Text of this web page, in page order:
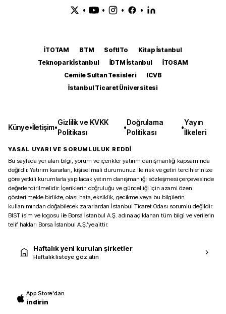
• • • •
İTOTAM BTM SoftITo
Kitap İstanbul
Teknopark İstanbul
İDTM İstanbul
İTOSAM
Cemile Sultan Tesisleri
ICVB
İstanbul Ticaret Üniversitesi
Künye•İletişim•
Gizlilik ve KVKK
Politikası
•
Doğrulama
Politikası
•
Yayın
İlkeleri
YASAL UYARI VE SORUMLULUK REDDİ
Bu sayfada yer alan bilgi, yorum ve içerikler yatırım danışmanlığı kapsamında
değildir. Yatırım kararları, kişisel mali durumunuz ile risk ve getiri tercihlerinize
göre yetkili kurumlarla yapılacak yatırım danışmanlığı sözleşmesi çerçevesinde
değerlendirilmelidir. İçeriklerin doğruluğu ve güncelliği için azami özen
gösterilmekle birlikte, olası hata, eksiklik, gecikme veya bu bilgilerin
kullanımından doğabilecek zararlardan İstanbul Ticaret Odası sorumlu değildir.
BIST isim ve logosu ile Borsa İstanbul A.Ş. adına açıklanan tüm bilgi ve verilerin
telif hakları Borsa İstanbul A.Ş.’ye aittir.
Haftalık yeni kurulan şirketler
Haftalık listeye göz atın
App Store'dan
indirin